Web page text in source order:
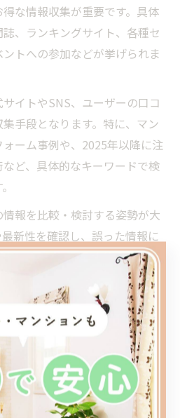
な情報収集が重要です。具体
、ランキングサイト、各種セ
トへの参加などが挙げられま
イトやSNS、ユーザーの口コ
手段となります。特に、マン
ーム事例や、2025年以降に注
ど、具体的なキーワードで検
報を比較・検討する姿勢が大
新性を確認し、誤った情報に
ましょう。成功例や失敗例も積
、より実践的な判断ができるよ
情報を掴むコツ
を掴むためには、物件情報の
、買取再販業者の動向をいち
す。特に、価格や販売状況、